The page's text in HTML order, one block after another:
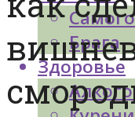
Брага
Здоровье